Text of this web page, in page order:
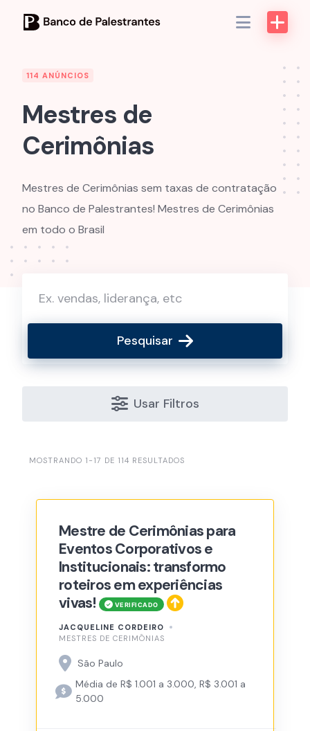
114 ANÚNCIOS
Mestres de
Cerimônias
Mestres de Cerimônias sem taxas de contratação
no Banco de Palestrantes! Mestres de Cerimônias
em todo o Brasil
Pesquisar
Usar Filtros
MOSTRANDO 1-17 DE 114 RESULTADOS
Mestre de Cerimônias para
Eventos Corporativos e
Institucionais: transformo
roteiros em experiências
vivas!
JACQUELINE CORDEIRO
MESTRES DE CERIMÔNIAS
São Paulo
Média de R$ 1.001 a 3.000, R$ 3.001 a
5.000